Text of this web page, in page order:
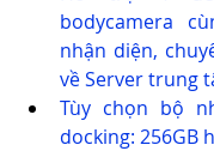
bodycamera
nhận diện,
về Server trung
Tùy chọn bộ
docking: 256GB